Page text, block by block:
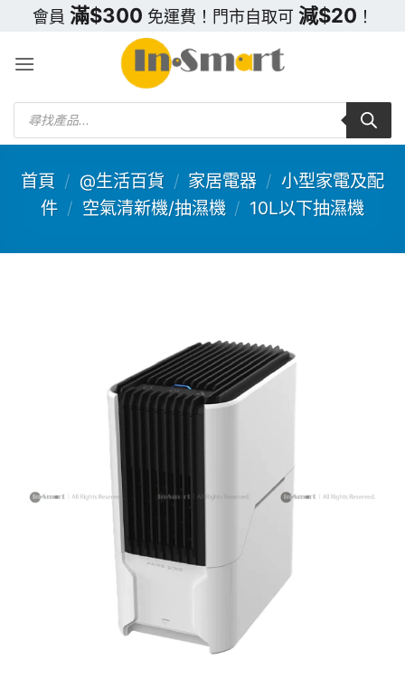
content
會員 滿$300 免運費！門市自取可 減$20 ！
Products
search
首頁 / @生活百貨 / 家居電器 / 小型家電及配
件 / 空氣清新機/抽濕機 / 10L以下抽濕機